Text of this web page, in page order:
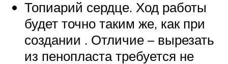
Топиарий сердце. Ход работы
будет точно таким же, как при
создании . Отличие – вырезать
из пенопласта требуется не